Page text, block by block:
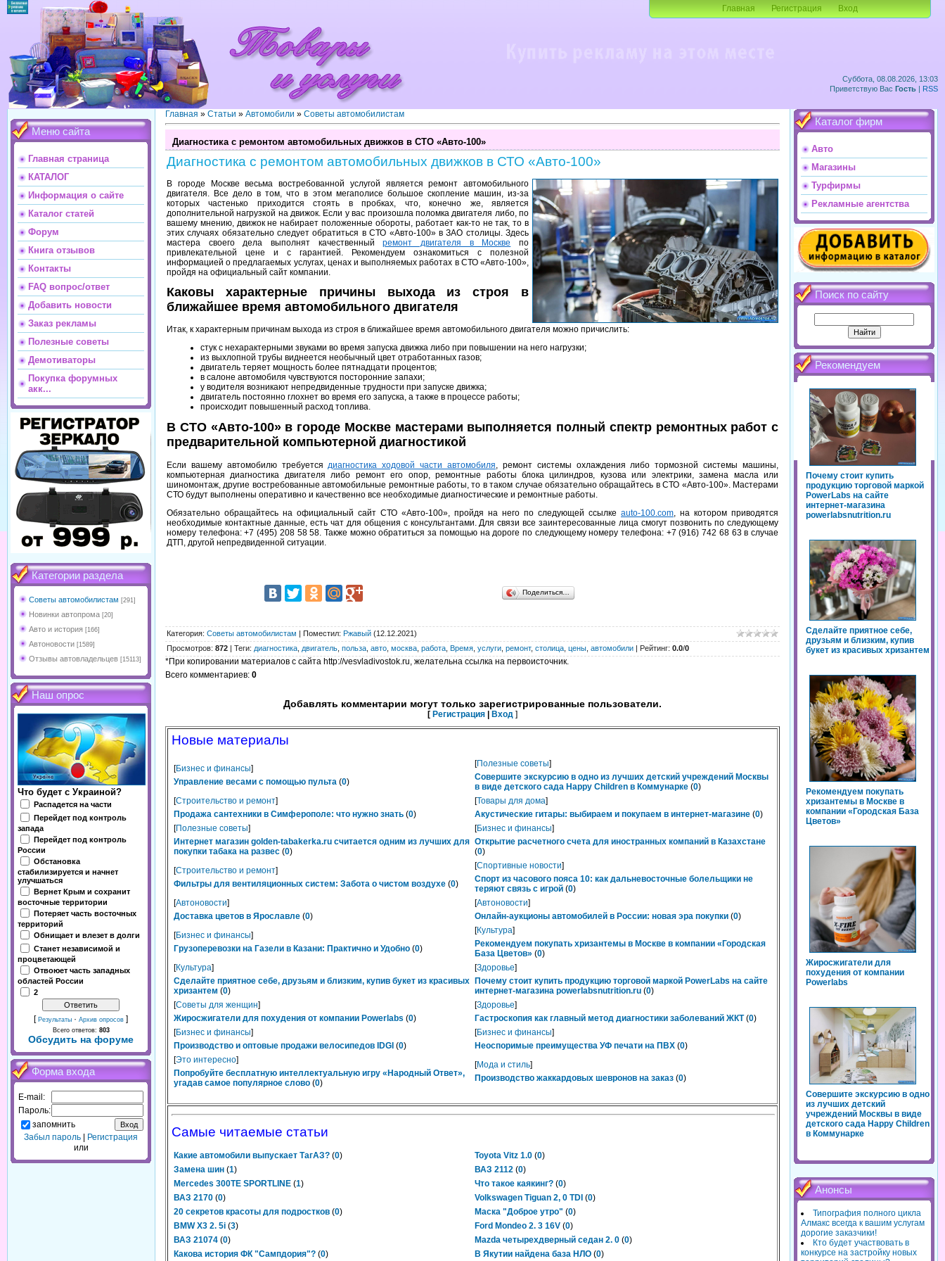
Суббота, 08.08.2026, 13:03
Приветствую Вас Гость | RSS
Главная Регистрация Вход
Меню сайта
Главная страница
КАТАЛОГ
Информация о сайте
Каталог статей
Форум
Книга отзывов
Контакты
FAQ вопрос/ответ
Добавить новости
Заказ рекламы
Полезные советы
Демотиваторы
Покупка форумных
акк...
Категории раздела
Советы автомобилистам [291]
Новинки автопрома [20]
Авто и история [166]
Автоновости [1589]
Отзывы автовладельцев [15113]
Наш опрос
Что будет с Украиной?
Распадется на части
Перейдет под контроль
запада
Перейдет под контроль
России
Обстановка
стабилизируется и начнет
улучшаться
Вернет Крым и сохранит
восточные территории
Потеряет часть восточных
территорий
Обнищает и влезет в долги
Станет независимой и
процветающей
Отвоюет часть западных
областей России
2
[ Результаты · Архив опросов ]
Всего ответов: 803
Обсудить на форуме
Форма входа
E-mail:
Пароль:
запомнить
Забыл пароль
Регистрация
или
Главная » Статьи » Автомобили » Советы автомобилистам
Диагностика с ремонтом автомобильных движков в СТО «Авто-100»
Диагностика с ремонтом автомобильных движков в СТО «Авто-100»
В городе Москве весьма востребованной услугой является ремонт автомобильного
двигателя. Все дело в том, что в этом мегаполисе большое скопление машин, из-за
которых частенько приходится стоять в пробках, что, конечно же, является
дополнительной нагрузкой на движок. Если у вас произошла поломка двигателя либо, по
вашему мнению, движок не набирает положенные обороты, работает как-то не так, то в
этих случаях обязательно следует обратиться в СТО «Авто-100» в ЗАО столицы. Здесь
мастера своего дела выполнят качественныйремонт двигателя в Москве по
привлекательной цене и с гарантией. Рекомендуем ознакомиться с полезной
информацией о предлагаемых услугах, ценах и выполняемых работах в СТО «Авто-100»,
пройдя на официальный сайт компании.
Каковы характерные причины выхода из строя в
ближайшее время автомобильного двигателя
Итак, к характерным причинам выхода из строя в ближайшее время автомобильного двигателя можно причислить:
стук с нехарактерными звуками во время запуска движка либо при повышении на него нагрузки;
из выхлопной трубы виднеется необычный цвет отработанных газов;
двигатель теряет мощность более пятнадцати процентов;
в салоне автомобиля чувствуются посторонние запахи;
у водителя возникают непредвиденные трудности при запуске движка;
двигатель постоянно глохнет во время его запуска, а также в процессе работы;
происходит повышенный расход топлива.
В СТО «Авто-100» в городе Москве мастерами выполняется полный спектр ремонтных работ с
предварительной компьютерной диагностикой
Если вашему автомобилю требуетсядиагностика ходовой части автомобиля, ремонт системы охлаждения либо тормозной системы машины,
компьютерная диагностика двигателя либо ремонт его опор, ремонтные работы блока цилиндров, кузова или электрики, замена масла или
шиномонтаж, другие востребованные автомобильные ремонтные работы, то в таком случае обязательно обращайтесь в СТО «Авто-100». Мастерами
СТО будут выполнены оперативно и качественно все необходимые диагностические и ремонтные работы.
Обязательно обращайтесь на официальный сайт СТО «Авто-100», пройдя на него по следующей ссылке auto-100.com, на котором приводятся
необходимые контактные данные, есть чат для общения с консультантами. Для связи все заинтересованные лица смогут позвонить по следующему
номеру телефона: +7 (495) 208 58 58. Также можно обратиться за помощью на дороге по следующему номеру телефона: +7 (916) 742 68 63 в случае
ДТП, другой непредвиденной ситуации.
Поделиться…
Категория: Советы автомобилистам | Поместил: Ржавый (12.12.2021)
Просмотров: 872 | Теги: диагностика двигатель польза авто москва работа Время услуги ремонт, столица цены автомобили | Рейтинг: 0.0/0
*При копировании материалов с сайта http://vesvladivostok.ru, желательна ссылка на первоисточник.
Всего комментариев: 0
Добавлять комментарии могут только зарегистрированные пользователи.
[ Регистрация Вход ]
Новые материалы
[Бизнес и финансы]
Управление весами с помощью пульта (0)
[Полезные советы]
Совершите экскурсию в одно из лучших детский учреждений Москвы
в виде детского сада Happy Children в Коммунарке (0)
[Строительство и ремонт]
Продажа сантехники в Симферополе: что нужно знать (0)
[Товары для дома]
Акустические гитары: выбираем и покупаем в интернет-магазине (0)
[Полезные советы]
Интернет магазин golden-tabakerka.ru считается одним из лучших для
покупки табака на развес (0)
[Бизнес и финансы]
Открытие расчетного счета для иностранных компаний в Казахстане
(0)
[Строительство и ремонт]
Фильтры для вентиляционных систем: Забота о чистом воздухе (0)
[Спортивные новости]
Спорт из часового пояса 10: как дальневосточные болельщики не
теряют связь с игрой (0)
[Автоновости]
Доставка цветов в Ярославле (0)
[Автоновости]
Онлайн-аукционы автомобилей в России: новая эра покупки (0)
[Бизнес и финансы]
Грузоперевозки на Газели в Казани: Практично и Удобно (0)
[Культура]
Рекомендуем покупать хризантемы в Москве в компании «Городская
База Цветов» (0)
[Культура]
Сделайте приятное себе, друзьям и близким, купив букет из красивых
хризантем (0)
[Здоровье]
Почему стоит купить продукцию торговой маркой PowerLabs на сайте
интернет-магазина powerlabsnutrition.ru (0)
[Советы для женщин]
Жиросжигатели для похудения от компании Powerlabs (0)
[Здоровье]
Гастроскопия как главный метод диагностики заболеваний ЖКТ (0)
[Бизнес и финансы]
Производство и оптовые продажи велосипедов IDGI (0)
[Бизнес и финансы]
Неоспоримые преимущества УФ печати на ПВХ (0)
[Это интересно]
Попробуйте бесплатную интеллектуальную игру «Народный Ответ»,
угадав самое популярное слово (0)
[Мода и стиль]
Производство жаккардовых шевронов на заказ (0)
Самые читаемые статьи
Какие автомобили выпускает ТагАЗ? (0) Toyota Vitz 1.0 (0)
Замена шин (1) ВАЗ 2112 (0)
Mercedes 300TE SPORTLINE (1) Что такое каякинг? (0)
ВАЗ 2170 (0) Volkswagen Tiguan 2, 0 TDI (0)
20 секретов красоты для подростков (0) Маска "Доброе утро" (0)
BMW X3 2. 5i (3) Ford Mondeo 2. 3 16V (0)
ВАЗ 21074 (0) Mazda четырехдверный седан 2. 0 (0)
Какова история ФК "Сампдория"? (0) В Якутии найдена база НЛО (0)
Каталог фирм
Авто
Магазины
Турфирмы
Рекламные агентства
Поиск по сайту
Рекомендуем
Почему стоит купить
продукцию торговой маркой
PowerLabs на сайте
интернет-магазина
powerlabsnutrition.ru
Сделайте приятное себе,
друзьям и близким, купив
букет из красивых хризантем
Рекомендуем покупать
хризантемы в Москве в
компании «Городская База
Цветов»
Жиросжигатели для
похудения от компании
Powerlabs
Совершите экскурсию в одно
из лучших детский
учреждений Москвы в виде
детского сада Happy Children
в Коммунарке
Анонсы
Типография полного цикла
Алмакс всегда к вашим услугам
дорогие заказчики!
Кто будет участвовать в
конкурсе на застройку новых